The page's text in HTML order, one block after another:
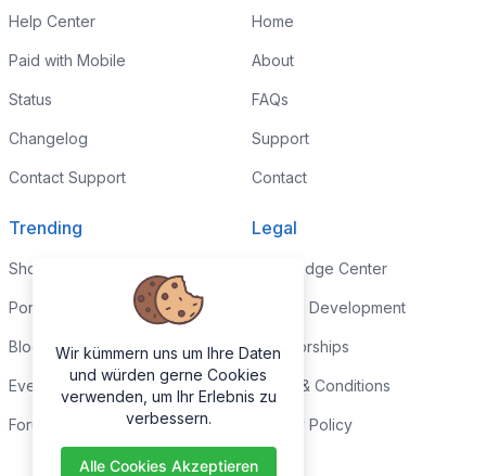
Help Center
Paid with Mobile
Status
Changelog
Contact Support
Home
About
FAQs
Support
Contact
Trending
Shop
Portfolio
Blog
Events
Forums
Legal
Knowledge Center
Custom Development
Sponsorships
Terms & Conditions
Privacy Policy
Wir kümmern uns um Ihre Daten
und würden gerne Cookies
verwenden, um Ihr Erlebnis zu
verbessern.
Alle Cookies Akzeptieren